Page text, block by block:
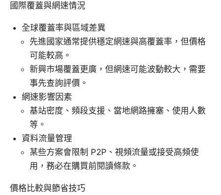
國際覆蓋與網速情況
全球覆蓋率與區域差異
先進國家通常提供穩定網速與高覆蓋率，但價格
可能較高。
新興市場覆蓋更廣，但網速可能波動較大，需要
事先查詢評價。
網速影響因素
基站密度、頻段支援、當地網路擁塞、使用人數
等。
資料流量管理
某些方案會限制 P2P、視頻流量或接受高頻使
用，務必在購買前閱讀條款。
價格比較與節省技巧